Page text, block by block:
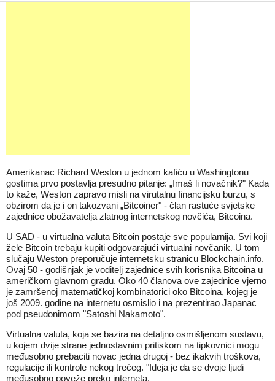
Amerikanac Richard Weston u jednom kafiću u Washingtonu
gostima prvo postavlja presudno pitanje: „Imaš li novačnik?" Kada
to kaže, Weston zapravo misli na virutalnu financijsku burzu, s
obzirom da je i on takozvani „Bitcoiner" - član rastuće svjetske
zajednice obožavatelja zlatnog internetskog novčića, Bitcoina.
U SAD - u virtualna valuta Bitcoin postaje sve popularnija. Svi koji
žele Bitcoin trebaju kupiti odgovarajući virtualni novčanik. U tom
slučaju Weston preporučuje internetsku stranicu Blockchain.info.
Ovaj 50 - godišnjak je voditelj zajednice svih korisnika Bitcoina u
američkom glavnom gradu. Oko 40 članova ove zajednice vjerno
je zamršenoj matematičkoj kombinatorici oko Bitcoina, kojeg je
još 2009. godine na internetu osmislio i na prezentirao Japanac
pod pseudonimom "Satoshi Nakamoto".
Virtualna valuta, koja se bazira na detaljno osmišljenom sustavu,
u kojem dvije strane jednostavnim pritiskom na tipkovnici mogu
međusobno prebaciti novac jedna drugoj - bez ikakvih troškova,
regulacije ili kontrole nekog trećeg. "Ideja je da se dvoje ljudi
međusobno poveže preko interneta.